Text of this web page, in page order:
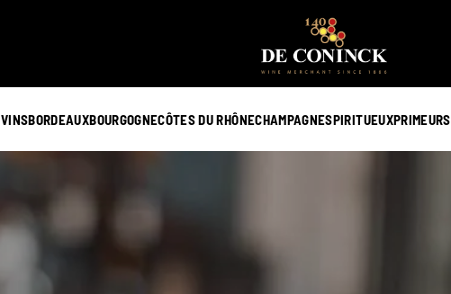
VINSBORDEAUXBOURGOGNECÔTES DU RHÔNECHAMPAGNESPIRITUEUXPRIMEURS